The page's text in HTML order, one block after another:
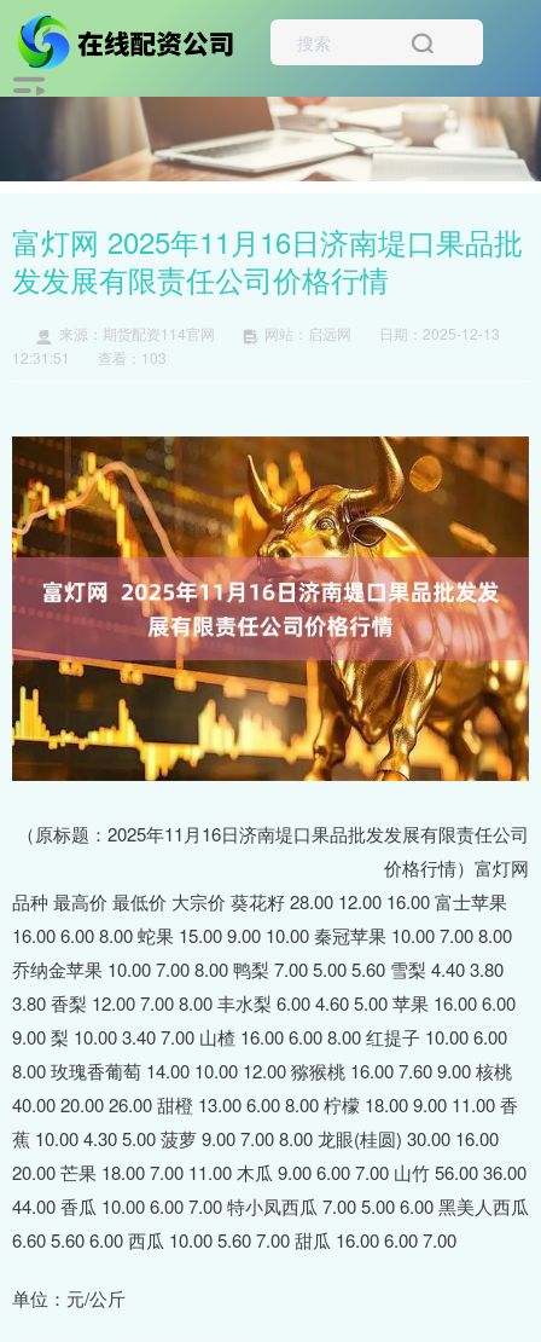
富灯网 2025年11月16日济南堤口果品批
发发展有限责任公司价格行情
来源：期货配资114官网 网站：启远网
日期：2025-12-13
12:31:51
查看：103
（原标题：2025年11月16日济南堤口果品批发发展有限责任公司
价格行情）富灯网
品种 最高价 最低价 大宗价 葵花籽 28.00 12.00 16.00 富士苹果
16.00 6.00 8.00 蛇果 15.00 9.00 10.00 秦冠苹果 10.00 7.00 8.00
乔纳金苹果 10.00 7.00 8.00 鸭梨 7.00 5.00 5.60 雪梨 4.40 3.80
3.80 香梨 12.00 7.00 8.00 丰水梨 6.00 4.60 5.00 苹果 16.00 6.00
9.00 梨 10.00 3.40 7.00 山楂 16.00 6.00 8.00 红提子 10.00 6.00
8.00 玫瑰香葡萄 14.00 10.00 12.00 猕猴桃 16.00 7.60 9.00 核桃
40.00 20.00 26.00 甜橙 13.00 6.00 8.00 柠檬 18.00 9.00 11.00 香
蕉 10.00 4.30 5.00 菠萝 9.00 7.00 8.00 龙眼(桂圆) 30.00 16.00
20.00 芒果 18.00 7.00 11.00 木瓜 9.00 6.00 7.00 山竹 56.00 36.00
44.00 香瓜 10.00 6.00 7.00 特小凤西瓜 7.00 5.00 6.00 黑美人西瓜
6.60 5.60 6.00 西瓜 10.00 5.60 7.00 甜瓜 16.00 6.00 7.00
单位：元/公斤